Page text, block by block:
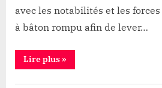
avec les notabilités et les
à bâton rompu afin de lever…
Lire plus“Watsa
:
pacte
»